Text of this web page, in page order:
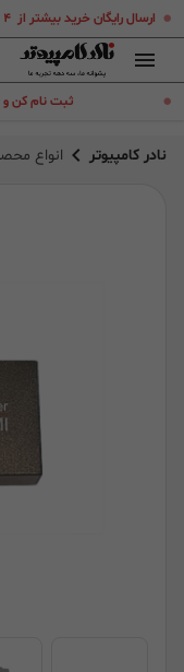
ارسال رایگان خرید بیشتر از ۴ میلیون تومان توسط پست پیشتاز به سراسر ایران عزیز
.
ثبت نام کن و
نادر کامپیوتر انواع